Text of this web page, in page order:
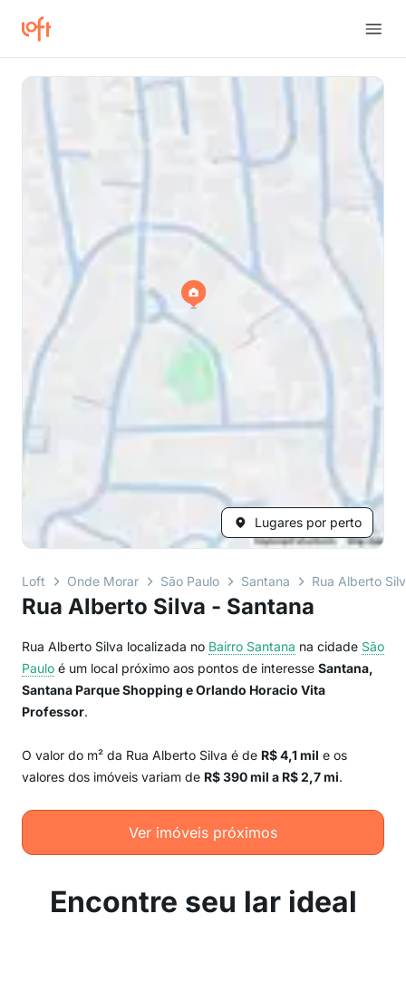
Lugares por perto
Loft Onde Morar São Paulo Santana Rua Alberto
Rua Alberto Silva - Santana
Rua Alberto Silva localizada no Bairro Santana na cidade São
Paulo é um local próximo aos pontos de interesse Santana,
Santana Parque Shopping e Orlando Horacio Vita
Professor.
O valor do m² da Rua Alberto Silva é de R$ 4,1 mil e os
valores dos imóveis variam de R$ 390 mil a R$ 2,7 mi.
Ver imóveis próximos
Encontre seu lar ideal